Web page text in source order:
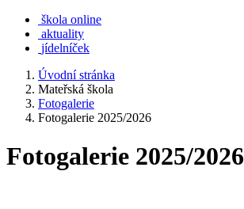
škola online
aktuality
jídelníček
Úvodní stránka
Mateřská škola
Fotogalerie
Fotogalerie 2025/2026
Fotogalerie 2025/2026